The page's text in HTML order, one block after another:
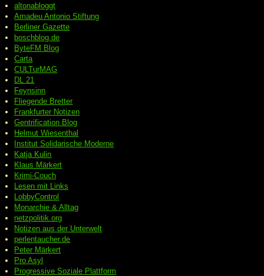
altonabloggt
Amadeu Antonio Stiftung
Berliner Gazette
boschblog.de
ByteFM Blog
Carta
CULTurMAG
DL 21
Feynsinn
Fliegende Bretter
Frankfurter Notizen
Gentrification Blog
Helmut Wiesenthal
Institut Solidarische Moderne
Katja Kulin
Klaus Märkert
Krimi-Couch
Lesen mit Links
LobbyControl
Monarchie & Alltag
netzpolitik.org
Notizen aus der Unterwelt
perlentaucher.de
Peter Märkert
Pro Asyl
ProgressiveSoziale Plattform